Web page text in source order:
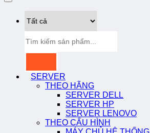
kiếm:
SERVER
THEO HÃNG
SERVER DELL
SERVER HP
SERVER LENOVO
THEO CẤU HÌNH